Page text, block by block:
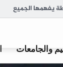
الصغيرة في مصر؟
والجامعات